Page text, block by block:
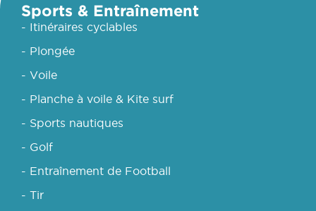
Sports & Entraînement
- Itinéraires cyclables
- Plongée
- Voile
- Planche à voile & Kite surf
- Sports nautiques
- Golf
- Entraînement de Football
- Tir